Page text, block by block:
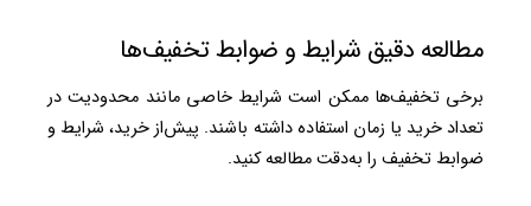
مطالعه دقیق شرایط و ضوابط تخفیف‌ها
برخی تخفیف‌ها ممکن است شرایط خاصی مانند محدودیت در
تعداد خرید یا زمان استفاده داشته باشند. پیش‌از خرید، شرایط و
ضوابط تخفیف را به‌دقت مطالعه کنید.